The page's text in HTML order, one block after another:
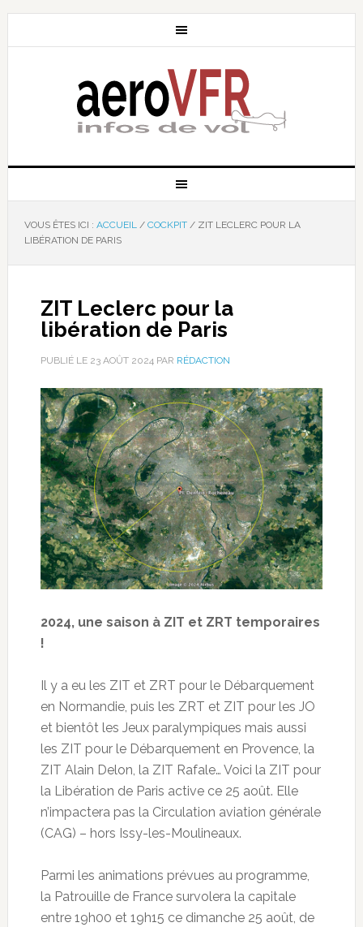
VOUS ÊTES ICI : ACCUEIL / COCKPIT /ZIT LECLERC POUR LA
LIBÉRATION DE PARIS
ZIT Leclerc pour la
libération de Paris
PUBLIÉ LE 23 AOÛT 2024PAR RÉDACTION
2024, une saison à ZIT et ZRT temporaires
!
Il y a eu les ZIT et ZRT pour le Débarquement
en Normandie, puis les ZRT et ZIT pour les JO
et bientôt les Jeux paralympiques mais aussi
les ZIT pour le Débarquement en Provence, la
ZIT Alain Delon, la ZIT Rafale… Voici la ZIT pour
la Libération de Paris active ce 25 août. Elle
n’impactera pas la Circulation aviation générale
(CAG) – hors Issy-les-Moulineaux.
Parmi les animations prévues au programme,
la Patrouille de France survolera la capitale
entre 19h00 et 19h15 ce dimanche 25 août, de